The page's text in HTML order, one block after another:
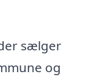
sælger
og